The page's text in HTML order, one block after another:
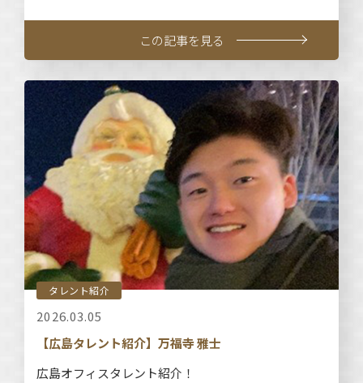
この記事を見る
タレント紹介
2026.03.05
【広島タレント紹介】万福寺 雅士
広島オフィスタレント紹介！